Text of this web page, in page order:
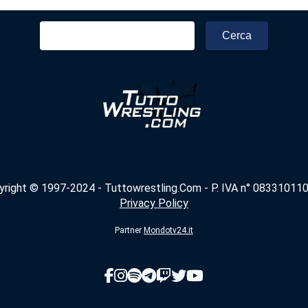
Ricerca
© 1997-2024 - Tuttowrestling.Com - P. IVA n°
Privacy Policy
Partner Mondotv24.it